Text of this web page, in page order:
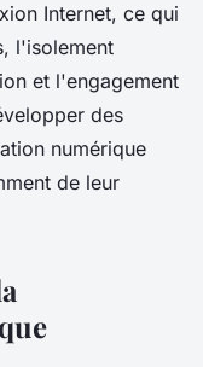
Internet, ce qui
l'isolement
et l'engagement
des
numérique
de leur